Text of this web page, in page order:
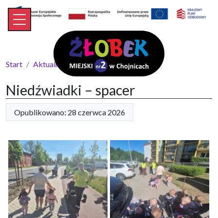
Start Aktualności Niedźwiadki – spacer
Niedźwiadki – spacer
Opublikowano: 28 czerwca 2026